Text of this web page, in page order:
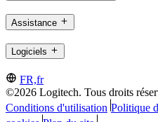
Assistance
Logiciels
FR,fr
©2026 Logitech. Tous droits
Conditions d'utilisation Politique